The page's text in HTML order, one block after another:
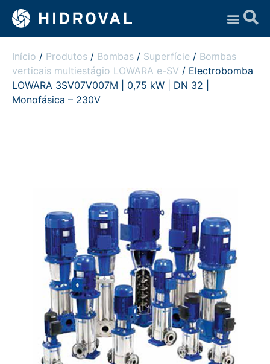
Início / Produtos / Bombas / Superfície / Bombas
verticais multiestágio LOWARA e-SV / Electrobomba
LOWARA 3SV07V007M | 0,75 kW | DN 32 |
Monofásica – 230V